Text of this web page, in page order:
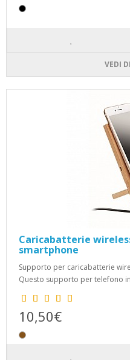
VEDI
Caricabatterie
smartphone
Supporto per caricabatterie
Questo supporto per telefono
10,50€